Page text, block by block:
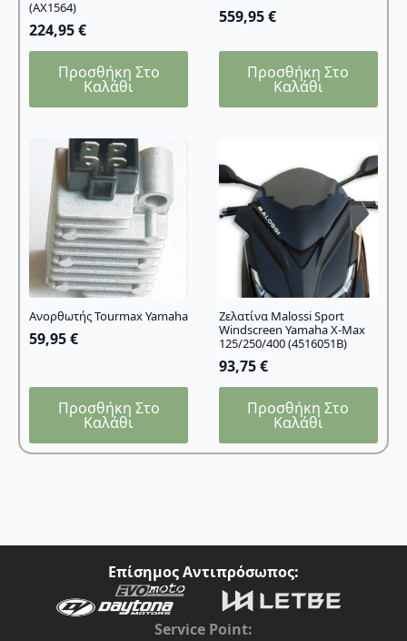
(AX1564)
224,95€
Προσθήκη Στο
Καλάθι
559,95€
Προσθήκη Στο
Καλάθι
Ανορθωτής Tourmax Yamaha
59,95€
Προσθήκη Στο
Καλάθι
Ζελατίνα Malossi Sport
Windscreen Yamaha X-Max
125/250/400 (4516051B)
93,75€
Προσθήκη Στο
Καλάθι
Επίσημος Αντιπρόσωπος:
Service Point: